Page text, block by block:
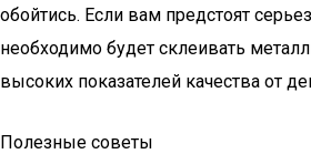
обойтись. Если вам предстоят
необходимо будет склеивать
высоких показателей качества от
Полезные советы